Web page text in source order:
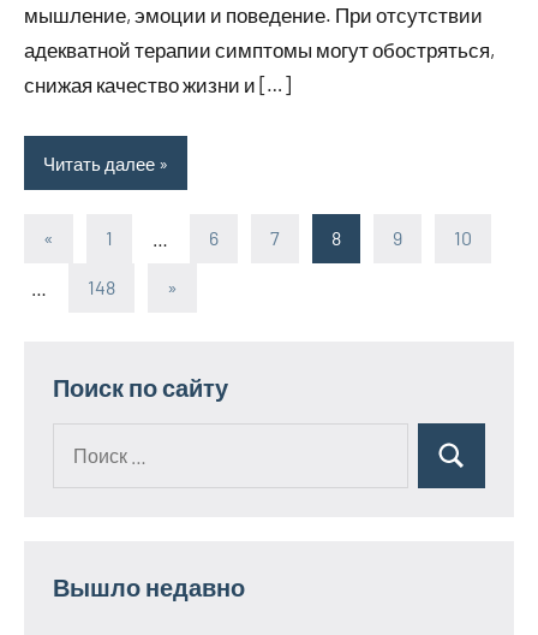
мышление, эмоции и поведение. При отсутствии
адекватной терапии симптомы могут обостряться,
снижая качество жизни и […]
Читать далее
Пагинация
«
Предыдущие
1 6 7 8 9 10
148
Следующие
»
Поиск по сайту
Поиск
Вышло недавно